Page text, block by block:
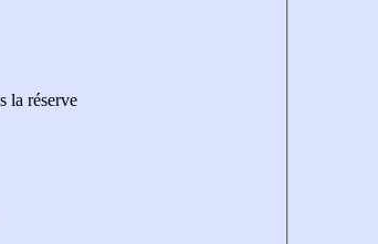
la réserve